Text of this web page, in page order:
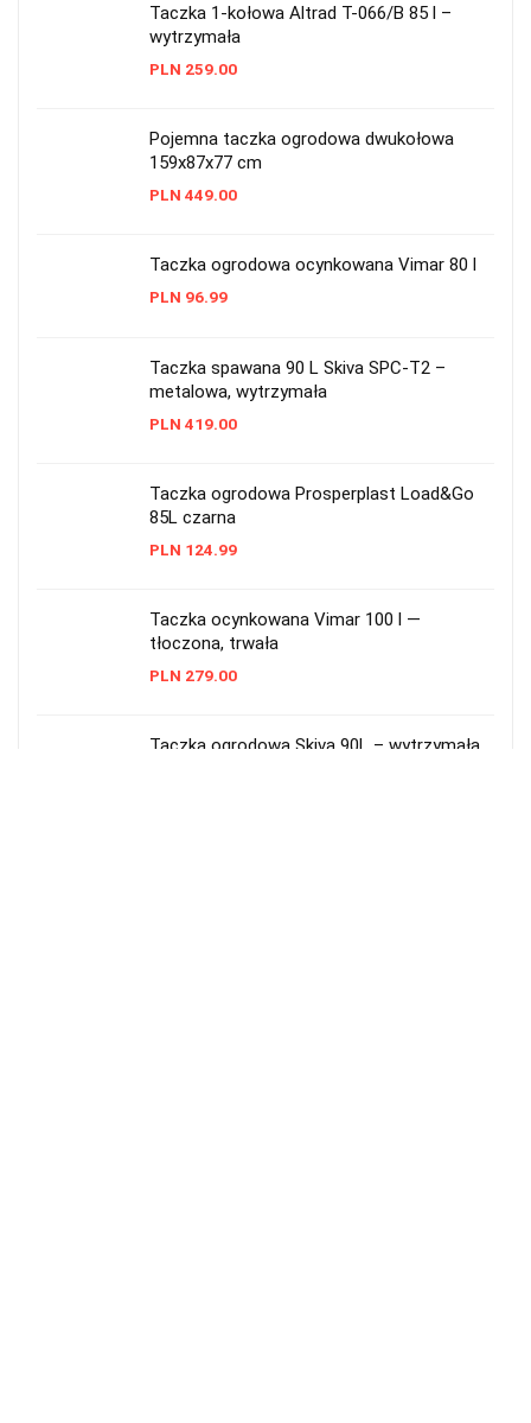
Taczka 1-kołowa Altrad T-066/B 85 l –
wytrzymała
PLN 259.00
Pojemna taczka ogrodowa dwukołowa
159x87x77 cm
PLN 449.00
Taczka ogrodowa ocynkowana Vimar 80 l
PLN 96.99
Taczka spawana 90 L Skiva SPC-T2 –
metalowa, wytrzymała
PLN 419.00
Taczka ogrodowa Prosperplast Load&Go
85L czarna
PLN 124.99
Taczka ocynkowana Vimar 100 l —
tłoczona, trwała
PLN 279.00
Taczka ogrodowa Skiva 90L – wytrzymała,